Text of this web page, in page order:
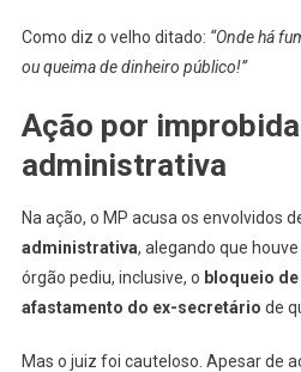
Como diz o velho ditado: “Onde há
ou queima de dinheiro público!”
Ação por
administrativa
Na ação, o MP acusa os envolvidos
administrativa, alegando que
órgão pediu, inclusive, o bloqueio
afastamento do ex-secretário de
Mas o juiz foi cauteloso. Apesar de